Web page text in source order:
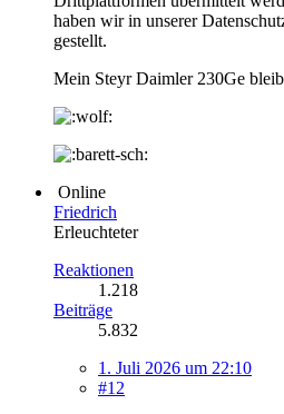
haben wir in unserer
gestellt.
Mein Steyr Daimler 230Ge
Online
Friedrich
Erleuchteter
Reaktionen
1.218
Beiträge
5.832
1. Juli 2026 um 22:10
#12